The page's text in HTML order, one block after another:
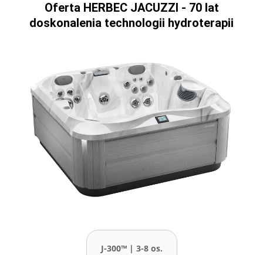
Oferta HERBEC JACUZZI - 70 lat
doskonalenia technologii hydroterapii
J-300™ | 3-8 os.